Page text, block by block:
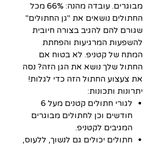
מבוגרים. עובדה מהנה: 66% מכל
החתולים נושאים את "גן החתולים"
שגורם להם להגיב בצורה חיובית
להשפעות המרגיעות והפחתת
המתח של קטניפ. לא בטוח אם
החתול שלך נושא את הגן הזה? נסה
את צעצוע החתול הזה כדי לגלות!
יתרונות ותכונות:
לגורי חתולים קטנים מעל 6
חודשים וכן לחתולים מבוגרים
המגיבים לקטניפ.
חתולים יכולים גם לנשוך, ללעוס,